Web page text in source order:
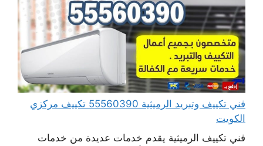
فني تكييف وتبريد الرميثية 55560390 تكييف مركزي
الكويت
فني تكييف الرميثية يقدم خدمات عديدة من خدمات